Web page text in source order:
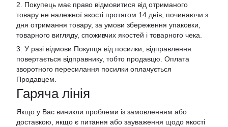
2. Покупець має право відмовитися від отриманого
товару не належної якості протягом 14 днів, починаючи з
дня отримання товару, за умови збереження упаковки,
товарного вигляду, споживчих якостей і товарного чека.
3. У разі відмови Покупця від посилки, відправлення
повертається відправнику, тобто продавцю. Оплата
зворотного пересилання посилки оплачується
Продавцем.
Гаряча лінія
Якщо у Вас виникли проблеми із замовленням або
доставкою, якщо є питання або зауваження щодо якості